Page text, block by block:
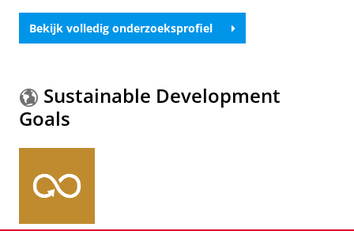
Bekijk volledig onderzoeksprofiel
Sustainable Development
Goals